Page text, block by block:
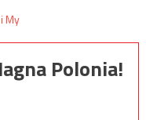
Polonia!